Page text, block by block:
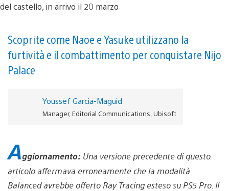
Scoprite come Naoe e Yasuke utilizzano la
furtività e il combattimento per conquistare Nijo
Palace
Youssef Garcia-Maguid
Manager, Editorial Communications, Ubisoft
Aggiornamento: Una versione precedente di questo
articolo affermava erroneamente che la modalità
Balanced avrebbe offerto Ray Tracing esteso su PS5 Pro. Il